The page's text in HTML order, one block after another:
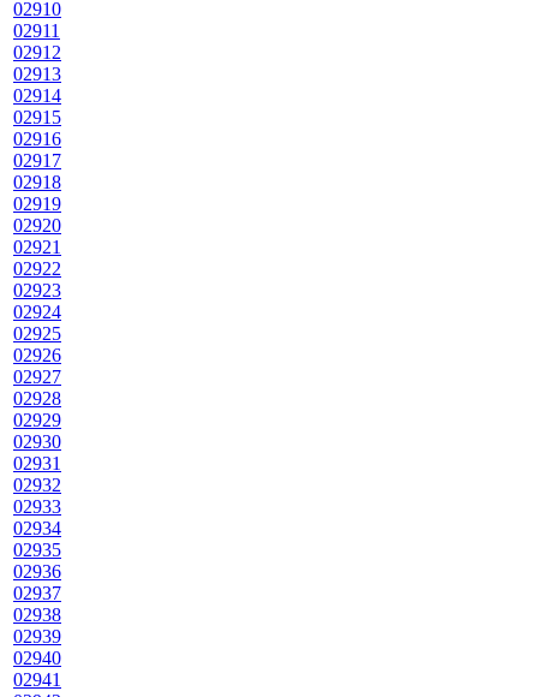
02910
02911
02912
02913
02914
02915
02916
02917
02918
02919
02920
02921
02922
02923
02924
02925
02926
02927
02928
02929
02930
02931
02932
02933
02934
02935
02936
02937
02938
02939
02940
02941